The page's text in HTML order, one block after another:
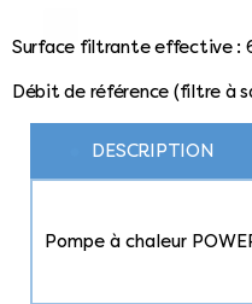
Surface filtrante effective :
Débit de référence (filtre à
DESCRIPTION
Pompe à chaleur